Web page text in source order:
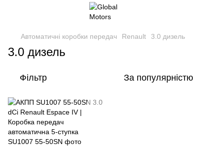
Автоматичні коробки передач Renault 3.0 дизель
3.0 дизель
Фільтр За популярністю